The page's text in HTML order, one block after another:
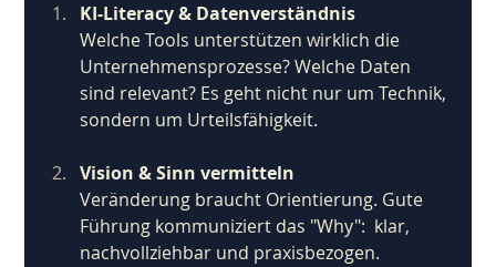
KI-Literacy & Datenverständnis
Welche Tools unterstützen wirklich die
Unternehmensprozesse? Welche Daten
sind relevant? Es geht nicht nur um Technik,
sondern um Urteilsfähigkeit.
Vision & Sinn vermitteln
Veränderung braucht Orientierung. Gute
Führung kommuniziert das "Why":  klar,
nachvollziehbar und praxisbezogen.